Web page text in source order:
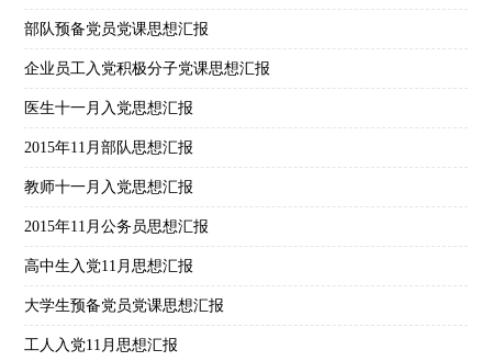
部队预备党员党课思想汇报
企业员工入党积极分子党课思想汇报
医生十一月入党思想汇报
2015年11月部队思想汇报
教师十一月入党思想汇报
2015年11月公务员思想汇报
高中生入党11月思想汇报
大学生预备党员党课思想汇报
工人入党11月思想汇报